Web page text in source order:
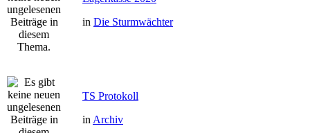
in Die Sturmwächter
TS Protokoll
in Archiv